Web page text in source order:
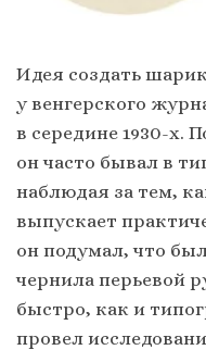
Идея создать
у венгерского
в середине 1930-х.
он часто бывал в
наблюдая за тем,
выпускает
он подумал, что
чернила перьевой
быстро, как и
провел